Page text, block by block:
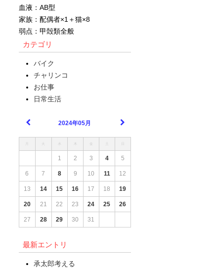
血液：AB型
家族：配偶者×1＋猫×8
弱点：甲殻類全般
カテゴリ
バイク
チャリンコ
お仕事
日常生活
2024年05月
1 2 3 4 5
6 7 8 9 10 11 12
13 14 15 16 17 18 19
20 21 22 23 24 25 26
27 28 29 30 31
最新エントリ
承太郎考える